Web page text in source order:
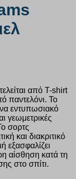
από T-shirt
παντελόνι. Το
εντυπωσιακό
γεωμετρικές
σορτς
και διακριτικό
εξασφαλίζει
αίσθηση κατά τη
στο σπίτι.